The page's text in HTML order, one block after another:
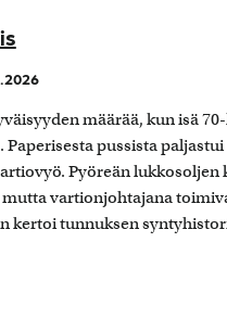
määrää, kun isä
Paperisesta pussista
Pyöreän lukkosoljen
vartionjohtajana
kertoi tunnuksen